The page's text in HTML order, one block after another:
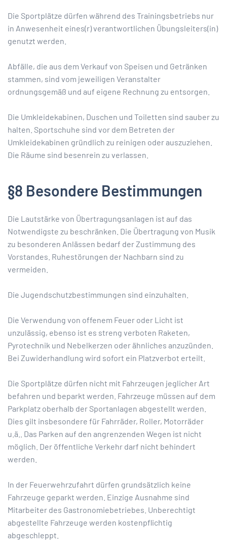
Die Sportplätze dürfen während des Trainingsbetriebs nur
in Anwesenheit eines(r) verantwortlichen Übungsleiters(in)
genutzt werden.
Abfälle, die aus dem Verkauf von Speisen und Getränken
stammen, sind vom jeweiligen Veranstalter
ordnungsgemäß und auf eigene Rechnung zu entsorgen.
Die Umkleidekabinen, Duschen und Toiletten sind sauber zu
halten. Sportschuhe sind vor dem Betreten der
Umkleidekabinen gründlich zu reinigen oder auszuziehen.
Die Räume sind besenrein zu verlassen.
§8 Besondere Bestimmungen
Die Lautstärke von Übertragungsanlagen ist auf das
Notwendigste zu beschränken. Die Übertragung von Musik
zu besonderen Anlässen bedarf der Zustimmung des
Vorstandes. Ruhestörungen der Nachbarn sind zu
vermeiden.
Die Jugendschutzbestimmungen sind einzuhalten.
Die Verwendung von offenem Feuer oder Licht ist
unzulässig, ebenso ist es streng verboten Raketen,
Pyrotechnik und Nebelkerzen oder ähnliches anzuzünden.
Bei Zuwiderhandlung wird sofort ein Platzverbot erteilt.
Die Sportplätze dürfen nicht mit Fahrzeugen jeglicher Art
befahren und beparkt werden. Fahrzeuge müssen auf dem
Parkplatz oberhalb der Sportanlagen abgestellt werden.
Dies gilt insbesondere für Fahrräder, Roller, Motorräder
u.ä.. Das Parken auf den angrenzenden Wegen ist nicht
möglich. Der öffentliche Verkehr darf nicht behindert
werden.
In der Feuerwehrzufahrt dürfen grundsätzlich keine
Fahrzeuge geparkt werden. Einzige Ausnahme sind
Mitarbeiter des Gastronomiebetriebes. Unberechtigt
abgestellte Fahrzeuge werden kostenpflichtig
abgeschleppt.